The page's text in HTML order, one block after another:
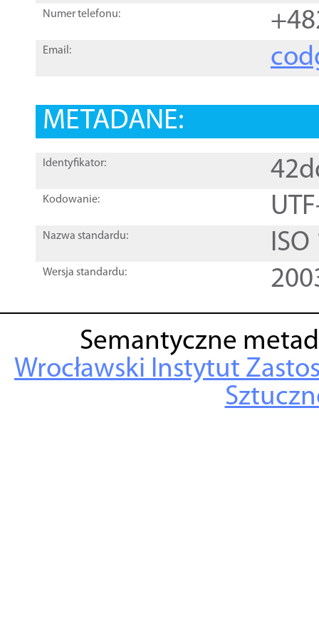
Numer telefonu:
Email:
METADANE:
Identyfikator:
Kodowanie:
Nazwa standardu:
Wersja standardu:
Semantyczne
Wrocławski Instytut